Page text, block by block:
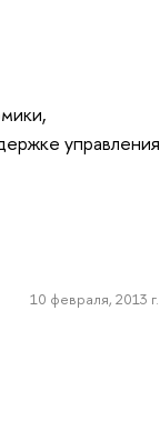
управления
10 февраля, 2013 г.